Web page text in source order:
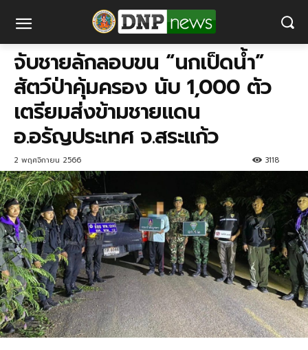
จับชายลักลอบขน “นกเป็ดน้ำ”
สัตว์ป่าคุ้มครอง นับ 1,000 ตัว
เตรียมส่งข้ามชายแดน
อ.อรัญประเทศ จ.สระแก้ว
2 พฤศจิกายน 2566 3118